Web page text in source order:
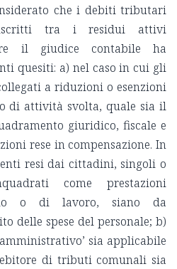
che i debiti tributari
tra i residui attivi
il giudice contabile ha
quesiti: a) nel caso in cui gli
a riduzioni o esenzioni
di attività svolta, quale sia il
giuridico, fiscale e
rese in compensazione. In
resi dai cittadini, singoli o
come prestazioni
o di lavoro, siano da
delle spese del personale; b)
sia applicabile
di tributi comunali sia